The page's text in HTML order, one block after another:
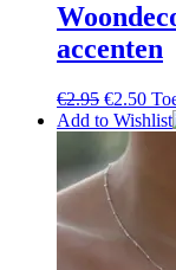
accenten
€2.95
prijs
was:
€2.95.
€2.50
prijs
Add to Wishlist